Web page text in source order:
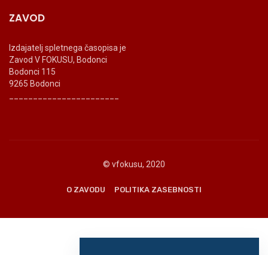
ZAVOD
Izdajatelj spletnega časopisa je
Zavod V FOKUSU, Bodonci
Bodonci 115
9265 Bodonci
© vfokusu, 2020
O ZAVODU POLITIKA ZASEBNOSTI